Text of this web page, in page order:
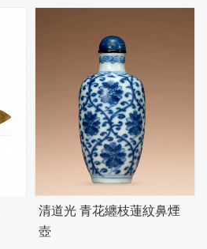
清道光 青花纏枝蓮紋鼻煙
壺